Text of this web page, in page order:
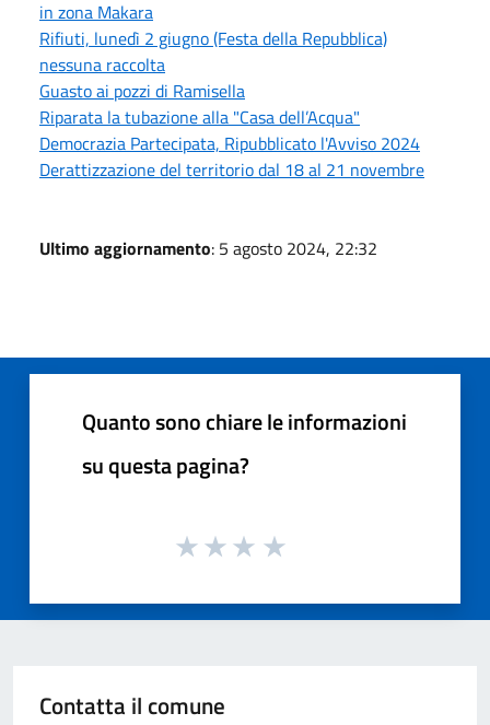
in zona Makara
Rifiuti, lunedì 2 giugno (Festa della Repubblica)
nessuna raccolta
Guasto ai pozzi di Ramisella
Riparata la tubazione alla "Casa dell’Acqua"
Democrazia Partecipata, Ripubblicato l'Avviso 2024
Derattizzazione del territorio dal 18 al 21 novembre
Ultimo aggiornamento: 5 agosto 2024, 22:32
Quanto sono chiare le informazioni
su questa pagina?
Contatta il comune